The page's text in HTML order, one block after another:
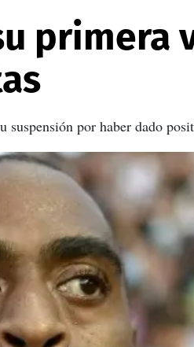
primera
suspensión por haber dado